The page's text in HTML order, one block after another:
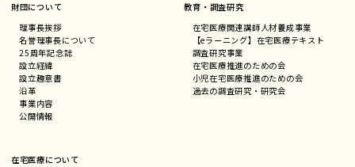
財団について
理事長挨拶
名誉理事長について
25周年記念誌
設立経緯
設立趣意書
沿革
事業内容
公開情報
在宅医療について
教育・調査研究
在宅医療関連講師人材養成事業
【eラーニング】在宅医療テキスト
調査研究事業
在宅医療推進のための会
小児在宅医療推進のための会
過去の調査研究・研究会